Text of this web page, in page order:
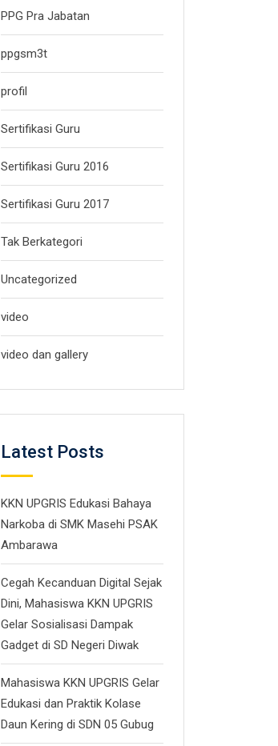
PPG Pra Jabatan
ppgsm3t
profil
Sertifikasi Guru
Sertifikasi Guru 2016
Sertifikasi Guru 2017
Tak Berkategori
Uncategorized
video
video dan gallery
Latest Posts
KKN UPGRIS Edukasi Bahaya
Narkoba di SMK Masehi PSAK
Ambarawa
Cegah Kecanduan Digital Sejak
Dini, Mahasiswa KKN UPGRIS
Gelar Sosialisasi Dampak
Gadget di SD Negeri Diwak
Mahasiswa KKN UPGRIS Gelar
Edukasi dan Praktik Kolase
Daun Kering di SDN 05 Gubug